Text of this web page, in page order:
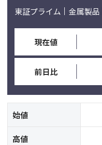
東証プライム 金属製品
現在値
前日比
始値
高値